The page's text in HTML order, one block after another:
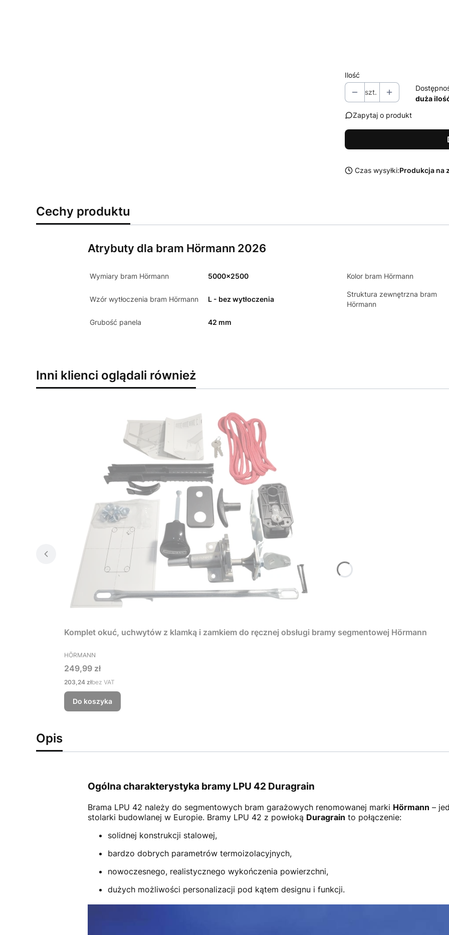
Ilość
szt.
duża
Zapytaj o produkt
Czas wysyłki:Produkcja na
Cechy produktu
Atrybuty dla bram Hörmann 2026
Wymiary bram Hörmann 5000x2500 Kolor bram Hörmann
Wzór wytłoczenia bram Hörmann L - bez wytłoczenia
Struktura zewnętrzna bram
Hörmann
Grubość panela 42 mm
Inni klienci oglądali również
Komplet okuć, uchwytów z klamką i zamkiem do ręcznej obsługi bramy segmentowej Hörmann
PRODUCENT
HÖRMANN
Cena
249,99 zł
Cena
203,24 złbez VAT
Do koszyka
Opis
Ogólna charakterystyka bramy LPU 42 Duragrain
Brama LPU 42 należy do segmentowych bram garażowych renomowanej marki Hörmann –
stolarki budowlanej w Europie. Bramy LPU 42 z powłoką Duragrain to połączenie:
solidnej konstrukcji stalowej,
bardzo dobrych parametrów termoizolacyjnych,
nowoczesnego, realistycznego wykończenia powierzchni,
dużych możliwości personalizacji pod kątem designu i funkcji.